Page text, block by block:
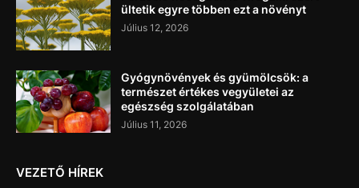
ültetik egyre többen ezt a növényt
Július 12, 2026
Gyógynövények és gyümölcsök: a
természet értékes vegyületei az
egészség szolgálatában
Július 11, 2026
VEZETŐ HÍREK